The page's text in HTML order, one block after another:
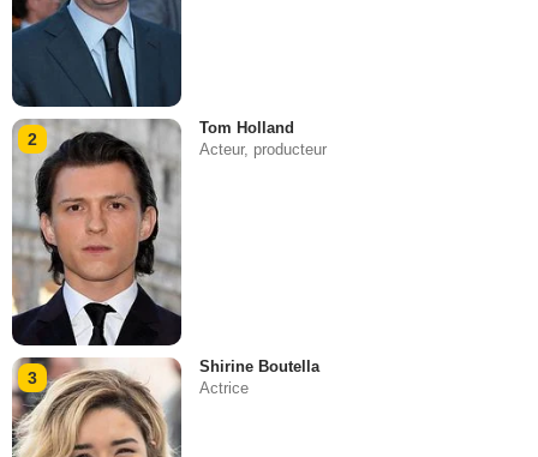
2
Tom Holland
Acteur, producteur
3
Shirine Boutella
Actrice